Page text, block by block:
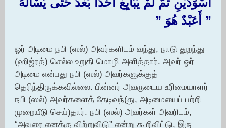
‏”‏ أَعَبْدٌ هُوَ ‏”‏
ஓர் அடிமை நபி (ஸல்) அவர்களிடம் வந்து, நாடு துறந்து
(ஹிஜ்ரத்) செல்ல உறுதி மொழி அளித்தார். அவர் ஓர்
அடிமை என்பது நபி (ஸல்) அவர்களுக்குத்
தெரிந்திருக்கவில்லை. பின்னர் அவருடைய உரிமையாளர்
நபி (ஸல்) அவர்களைத் தேடிவந்(து, அடிமையைப் பற்றி
முறையீடு செய்)தார். நபி (ஸல்) அவர்கள் அவரிடம்,
“அவரை எனக்கு விற்றுவிடு” என்று கூறிவிட்டு, இரு